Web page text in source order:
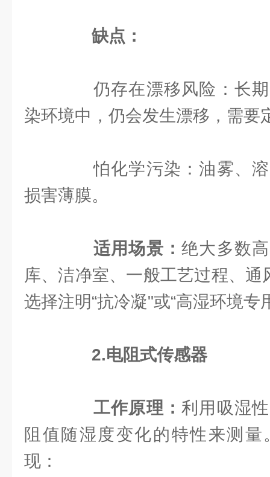
缺点：
仍存在漂移风险：长期
染环境中，仍会发生漂移，需要
怕化学污染：油雾、溶
损害薄膜。
适用场景：绝大多数
库、洁净室、一般工艺过程、通
选择注明“抗冷凝"或“高湿环境专
2.电阻式传感器
工作原理：利用吸湿
阻值随湿度变化的特性来测
现：